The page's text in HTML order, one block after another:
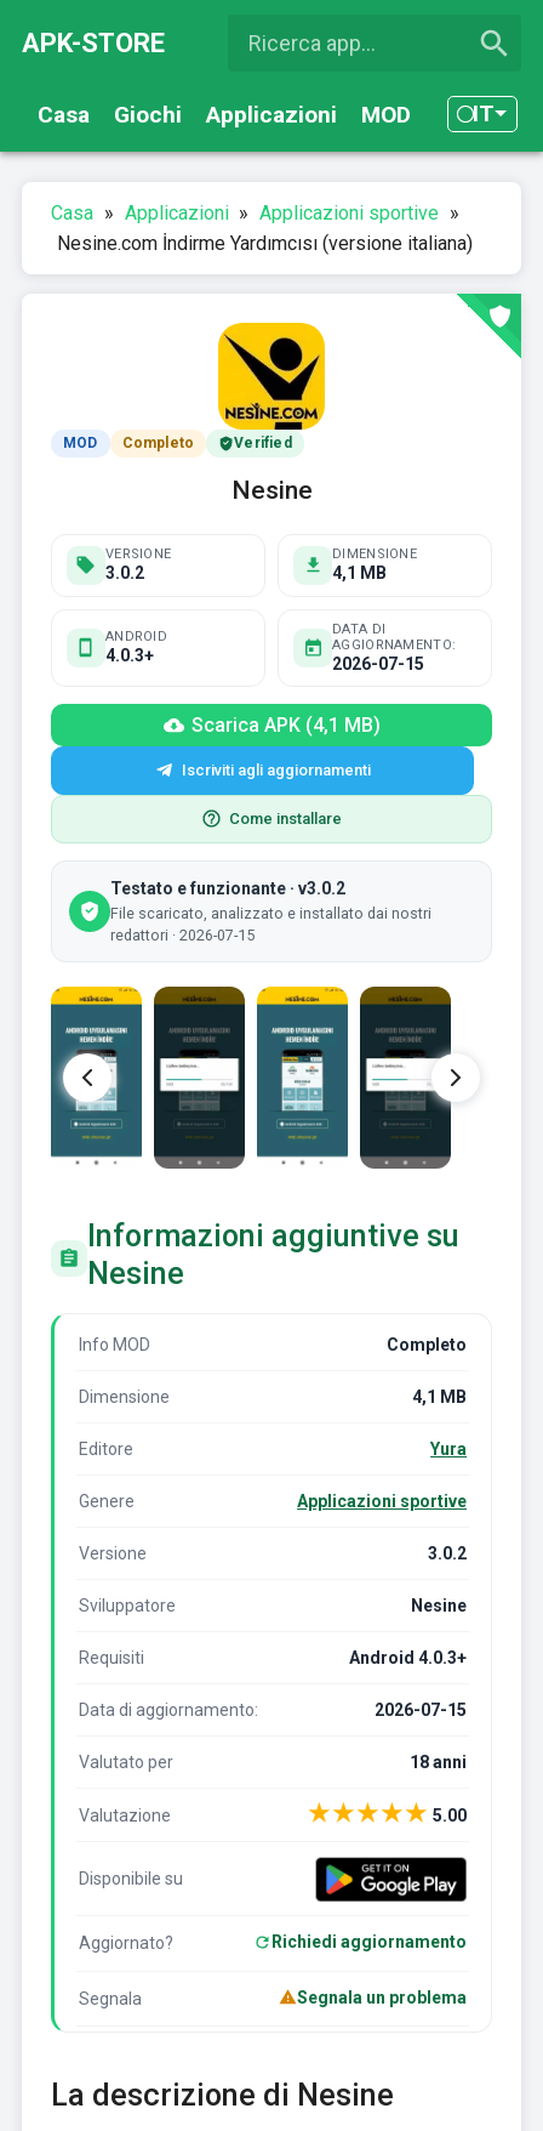
APK-STORE
Casa Giochi Applicazioni MOD IT
Casa » Applicazioni » Applicazioni sportive »
Nesine.com İndirme Yardımcısı (versione italiana)
MOD Completo Verified
Nesine
VERSIONE
3.0.2
DIMENSIONE
4,1 MB
ANDROID
4.0.3+
DATA DI
AGGIORNAMENTO:
2026-07-15
Scarica APK (4,1 MB)
Iscriviti agli aggiornamenti
Come installare
Testato e funzionante · v3.0.2
File scaricato, analizzato e installato dai nostri
redattori · 2026-07-15
Informazioni aggiuntive su
Nesine
Info MOD Completo
Dimensione 4,1 MB
Editore Yura
Genere Applicazioni sportive
Versione 3.0.2
Sviluppatore Nesine
Requisiti Android 4.0.3+
Data di aggiornamento: 2026-07-15
Valutato per 18 anni
Valutazione ★★★★★ 5.00
Disponibile su
Aggiornato? Richiedi aggiornamento
Segnala Segnala un problema
La descrizione di Nesine